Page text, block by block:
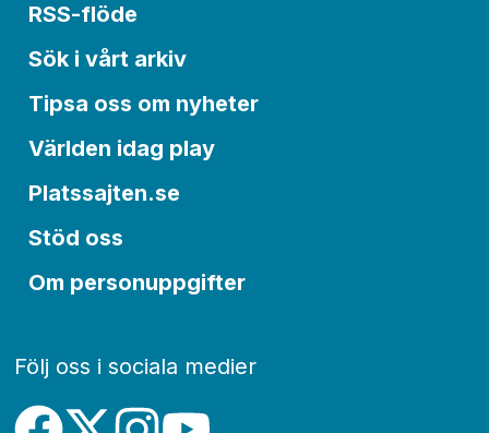
RSS-flöde
Sök i vårt arkiv
Tipsa oss om nyheter
Världen idag play
Platssajten.se
Stöd oss
Om personuppgifter
Följ oss i sociala medier